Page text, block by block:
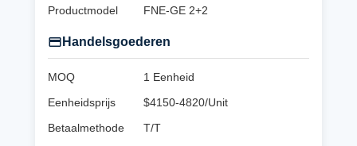
Productmodel FNE-GE 2+2
Handelsgoederen
MOQ
1 Eenheid
Eenheidsprijs
$4150-4820/Unit
Betaalmethode
T/T